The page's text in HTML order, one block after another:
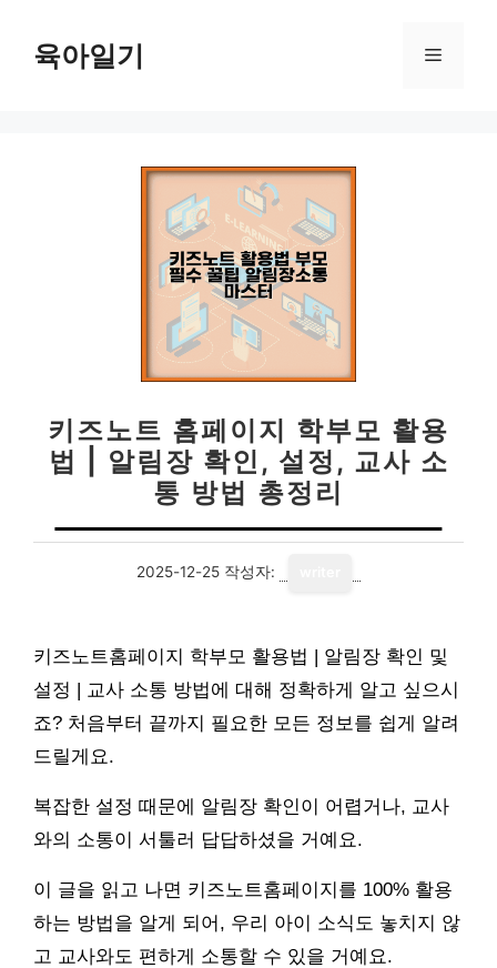
육아일기 메
키즈노트 홈페이지 학부모 활용
법 | 알림장 확인, 설정, 교사 소
통 방법 총정리
2025-12-25 작성자:
키즈노트홈페이지 학부모 활용법 | 알림장 확인 및
설정 | 교사 소통 방법에 대해 정확하게 알고 싶으시
죠? 처음부터 끝까지 필요한 모든 정보를 쉽게 알려
드릴게요.
복잡한 설정 때문에 알림장 확인이 어렵거나, 교사
와의 소통이 서툴러 답답하셨을 거예요.
이 글을 읽고 나면 키즈노트홈페이지를 100% 활용
하는 방법을 알게 되어, 우리 아이 소식도 놓치지 않
고 교사와도 편하게 소통할 수 있을 거예요.